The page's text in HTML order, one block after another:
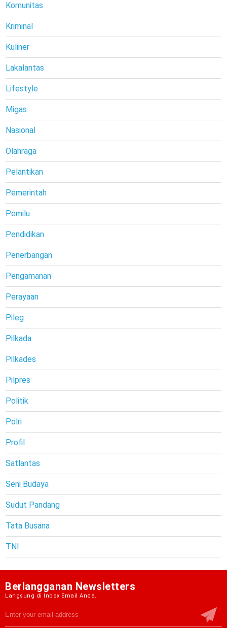
Komunitas
Kriminal
Kuliner
Lakalantas
Lifestyle
Migas
Nasional
Olahraga
Pelantikan
Pemerintah
Pemilu
Pendidikan
Penerbangan
Pengamanan
Perayaan
Pileg
Pilkada
Pilkades
Pilpres
Politik
Polri
Profil
Satlantas
Seni Budaya
Sudut Pandang
Tata Busana
TNI
Berlangganan Newsletters
Langsung di Inbox Email Anda.